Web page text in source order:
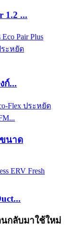
1.2 ...
ก์...
นาด
กลับมาใช้ใหม่